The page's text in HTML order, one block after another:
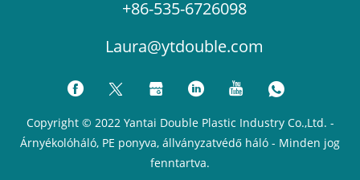
+86-535-6726098
Laura@ytdouble.com
Copyright © 2022 Yantai Double Plastic Industry Co.,Ltd. -
Árnyékolóháló, PE ponyva, állványzatvédő háló - Minden jog
fenntartva.